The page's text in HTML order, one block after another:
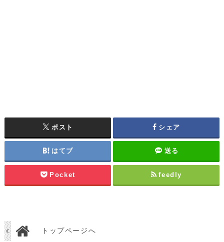
ポスト シェア
はてブ 送る
Pocket feedly
トップページへ